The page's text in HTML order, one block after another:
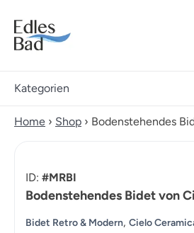
Kategorien
Home › Shop › Bodenstehendes
ID: #MRBI
Bodenstehendes Bidet von
Bidet Retro & Modern, Cielo